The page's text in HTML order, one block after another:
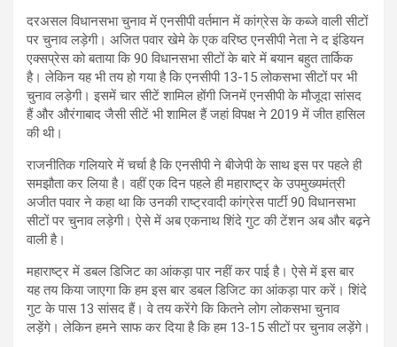
दरअसल विधानसभा चुनाव में एनसीपी वर्तमान में कांग्रेस के कब्जे वाली सीटों
पर चुनाव लड़ेगी। अजित पवार खेमे के एक वरिष्ठ एनसीपी नेता ने द इंडियन
एक्सप्रेस को बताया क‍ि 90 विधानसभा सीटों के बारे में बयान बहुत तार्किक
है। लेकिन यह भी तय हो गया है कि एनसीपी 13-15 लोकसभा सीटों पर भी
चुनाव लड़ेगी। इसमें चार सीटें शामिल होंगी जिनमें एनसीपी के मौजूदा सांसद
हैं और औरंगाबाद जैसी सीटें भी शामिल हैं जहां विपक्ष ने 2019 में जीत हासिल
की थी।
राजनीत‍िक गल‍ियारे में चर्चा है क‍ि एनसीपी ने बीजेपी के साथ इस पर पहले ही
समझौता कर ल‍िया है। वहीं एक द‍िन पहले ही महाराष्ट्र के उपमुख्यमंत्री
अजीत पवार ने कहा था कि उनकी राष्ट्रवादी कांग्रेस पार्टी 90 विधानसभा
सीटों पर चुनाव लड़ेगी। ऐसे में अब एकनाथ श‍िंदे गुट की टेंशन अब और बढ़ने
वाली है।
महाराष्ट्र में डबल डिजिट का आंकड़ा पार नहीं कर पाई है। ऐसे में इस बार
यह तय क‍िया जाएगा क‍ि हम इस बार डबल डिजिट का आंकड़ा पार करें। शिंदे
गुट के पास 13 सांसद हैं। वे तय करेंगे कि कितने लोग लोकसभा चुनाव
लड़ेंगे। लेकिन हमने साफ कर दिया है कि हम 13-15 सीटों पर चुनाव लड़ेंगे।